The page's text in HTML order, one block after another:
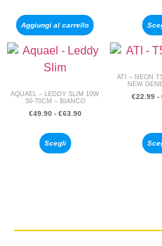
Aggiungi al carrello
AQUAEL – LEDDY SLIM 10W
50-70CM – BIANCO
€49.90 - €63.90
Scegli
ATI – NEON
NEW
€22.99 -